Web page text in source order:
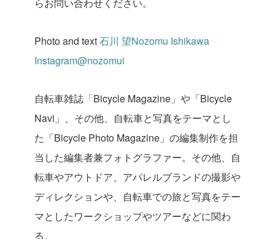
Photo and text石川 望Nozomu Ishikawa
Instagram@nozomui
自転車雑誌「Bicycle Magazine」や「Bicycle
Navi」、その他、自転車と写真をテーマとし
た「Bicycle Photo Magazine」の編集制作を担
当した編集者兼フォトグラファー。その他、自
転車やアウトドア、アパレルブランドの撮影や
ディレクションや、自転車での旅と写真をテー
マとしたワークショップやツアーなどに関わ
る。